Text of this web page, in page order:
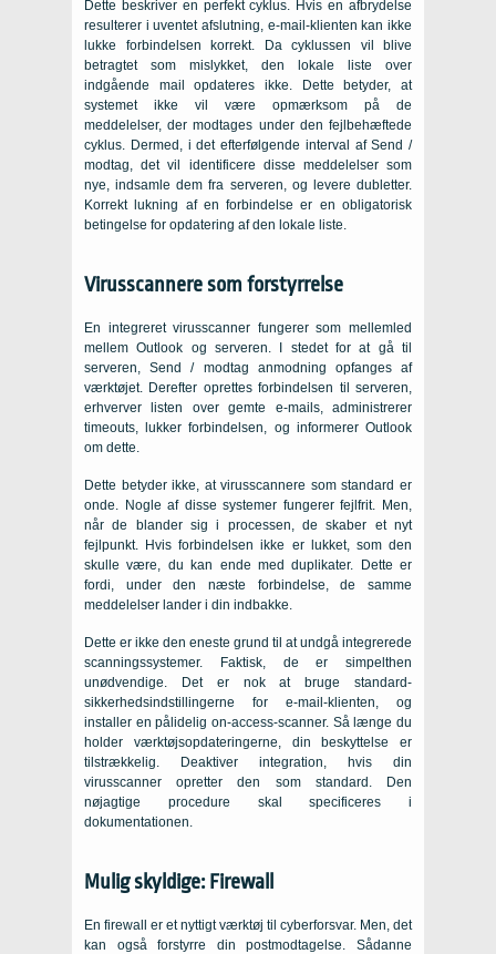
Dette beskriver en perfekt cyklus. Hvis en afbrydelse
resulterer i uventet afslutning, e-mail-klienten kan ikke
lukke forbindelsen korrekt. Da cyklussen vil blive
betragtet som mislykket, den lokale liste over
indgående mail opdateres ikke. Dette betyder, at
systemet ikke vil være opmærksom på de
meddelelser, der modtages under den fejlbehæftede
cyklus. Dermed, i det efterfølgende interval af Send /
modtag, det vil identificere disse meddelelser som
nye, indsamle dem fra serveren, og levere dubletter.
Korrekt lukning af en forbindelse er en obligatorisk
betingelse for opdatering af den lokale liste.
Virusscannere som forstyrrelse
En integreret virusscanner fungerer som mellemled
mellem Outlook og serveren. I stedet for at gå til
serveren, Send / modtag anmodning opfanges af
værktøjet. Derefter oprettes forbindelsen til serveren,
erhverver listen over gemte e-mails, administrerer
timeouts, lukker forbindelsen, og informerer Outlook
om dette.
Dette betyder ikke, at virusscannere som standard er
onde. Nogle af disse systemer fungerer fejlfrit. Men,
når de blander sig i processen, de skaber et nyt
fejlpunkt. Hvis forbindelsen ikke er lukket, som den
skulle være, du kan ende med duplikater. Dette er
fordi, under den næste forbindelse, de samme
meddelelser lander i din indbakke.
Dette er ikke den eneste grund til at undgå integrerede
scanningssystemer. Faktisk, de er simpelthen
unødvendige. Det er nok at bruge standard-
sikkerhedsindstillingerne for e-mail-klienten, og
installer en pålidelig on-access-scanner. Så længe du
holder værktøjsopdateringerne, din beskyttelse er
tilstrækkelig. Deaktiver integration, hvis din
virusscanner opretter den som standard. Den
nøjagtige procedure skal specificeres i
dokumentationen.
Mulig skyldige: Firewall
En firewall er et nyttigt værktøj til cyberforsvar. Men, det
kan også forstyrre din postmodtagelse. Sådanne